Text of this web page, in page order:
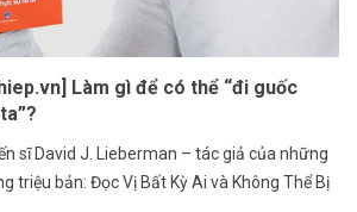
Làm gì để có thể “đi guốc
sĩ David J. Lieberman – tác giả của những
triệu bản: Đọc Vị Bất Kỳ Ai và Không Thể Bị